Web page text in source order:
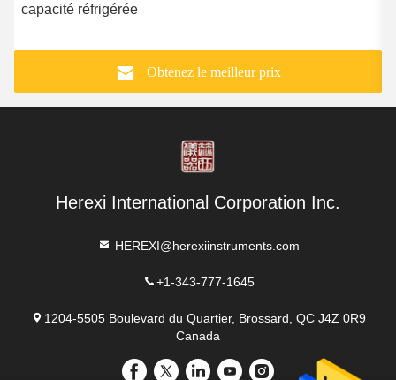
capacité réfrigérée
Obtenez le meilleur prix
Herexi International Corporation Inc.
HEREXI@herexiinstruments.com
+1-343-777-1645
1204-5505 Boulevard du Quartier, Brossard, QC J4Z 0R9
Canada